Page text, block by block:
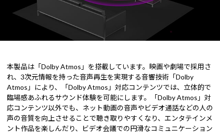
本製品は「Dolby Atmos」を搭載しています。映画や劇場で採用さ
れ、3次元情報を持った音声再生を実現する音響技術「Dolby
Atmos」により、「Dolby Atmos」対応コンテンツでは、立体的で
臨場感あふれるサウンド体験を可能にします。「Dolby Atmos」対
応コンテンツ以外でも、ネット動画の音声やビデオ通話などの人の
声の音質を向上させることで聴き取りやすくなり、エンタテインメ
ント作品を楽しんだり、ビデオ会議での円滑なコミュニケーション